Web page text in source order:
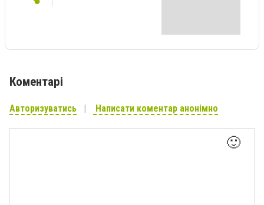
Коментарі
Авторизуватись Написати коментар анонімно
🙂